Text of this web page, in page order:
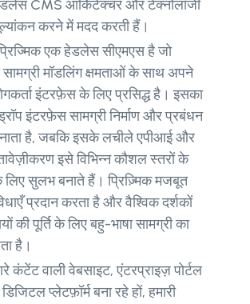
CMS आर्किटेक्चर और टेक्नोलॉजी
करने में मदद करती हैं।
एक हेडलेस सीएमएस है जो
सामग्री मॉडलिंग क्षमताओं के साथ अपने
इंटरफ़ेस के लिए प्रसिद्ध है। इसका
इंटरफ़ेस सामग्री निर्माण और प्रबंधन
है, जबकि इसके लचीले एपीआई और
इसे विभिन्न कौशल स्तरों के
सुलभ बनाते हैं। प्रिज़्मिक मजबूत
प्रदान करता है और वैश्विक दर्शकों
की पूर्ति के लिए बहु-भाषा सामग्री का
है।
कंटेंट वाली वेबसाइट, एंटरप्राइज़ पोर्टल
प्लेटफ़ॉर्म बना रहे हों, हमारी